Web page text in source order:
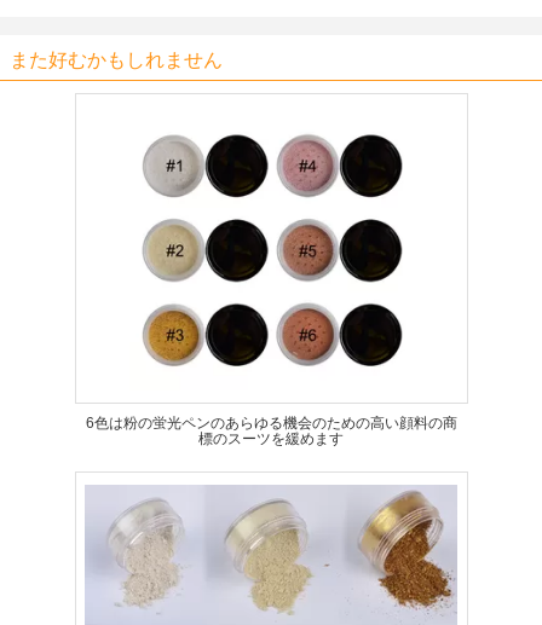
また好むかもしれません
6色は粉の蛍光ペンのあらゆる機会のための高い顔料の商
標のスーツを緩めます